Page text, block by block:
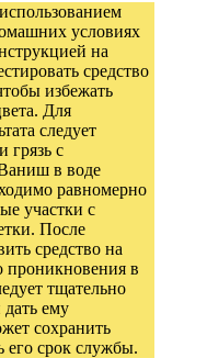
условиях
на
средство
избежать
Для
следует
грязь с
в воде
равномерно
участки с
После
средство на
проникновения в
тщательно
ему
сохранить
его срок службы.